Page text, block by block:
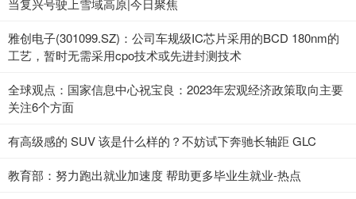
雅创电子(301099.SZ)：公司车规级IC芯片采用的BCD 180nm的
工艺，暂时无需采用cpo技术或先进封测技术
全球观点：国家信息中心祝宝良：2023年宏观经济政策取向主要
关注6个方面
有高级感的 SUV 该是什么样的？不妨试下奔驰长轴距 GLC
教育部：努力跑出就业加速度 帮助更多毕业生就业-热点